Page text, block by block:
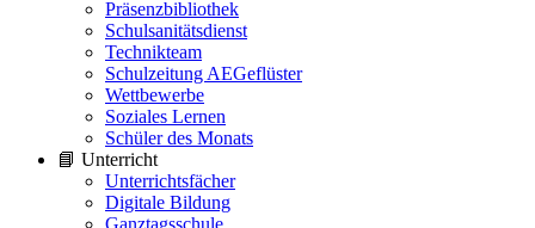
Präsenzbibliothek
Schulsanitätsdienst
Technikteam
Schulzeitung AEGeflüster
Wettbewerbe
Soziales Lernen
Schüler des Monats
📘 Unterricht
Unterrichtsfächer
Digitale Bildung
Ganztagsschule